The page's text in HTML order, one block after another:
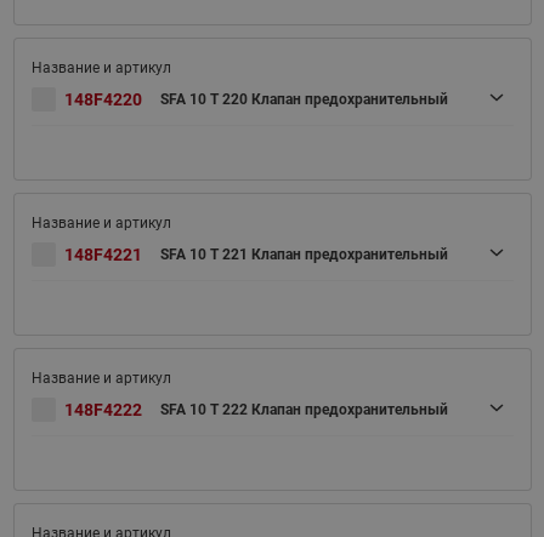
148F4220 SFA 10 T 220 Клапан предохранительный
148F4221 SFA 10 T 221 Клапан предохранительный
148F4222 SFA 10 T 222 Клапан предохранительный